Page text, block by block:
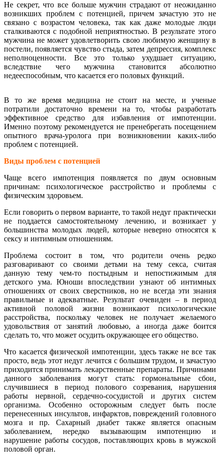
Не секрет, что все больше мужчин страдают от неожиданно
возникших проблем с потенцией, причем зачастую это не
связано с возрастом человека, так как даже молодые люди
сталкиваются с подобной неприятностью. В результате этого
мужчина не может удовлетворить свою любимую женщину в
постели, появляется чувство стыда, затем депрессия, комплекс
неполноценности. Все это только ухудшает ситуацию,
вследствие чего мужчина становится абсолютно
недееспособным, что касается его половых функций.
В то же время медицина не стоит на месте, и ученые
потратили достаточно времени на то, чтобы разработать
эффективное средство для избавления от импотенции.
Именно поэтому рекомендуется не пренебрегать посещением
опытного врача-уролога при возникновении каких-либо
проблем с потенцией.
Виды проблем с потенцией
Чаще всего импотенция появляется по двум основным
причинам: психологическое расстройство и проблемы с
физическим здоровьем.
Если говорить о первом варианте, то такой недуг практически
не поддается самостоятельному лечению, и возникает у
большинства молодых людей, которые неверно относятся к
сексу и интимным отношениям.
Проблема состоит в том, что родители очень редко
разговаривают со своими детьми на тему секса, считая
данную тему чем-то постыдным и непостижимым для
детского ума. Юноши впоследствии узнают об интимных
отношениях от своих сверстников, но не всегда эти знания
правильные и адекватные. Результат очевиден – в период
активной половой жизни возникают психологические
расстройства, поскольку человек не получает желаемого
удовольствия от занятий любовью, а иногда даже боится
сделать то, что может осудить окружающее его общество.
Что касается физической импотенции, здесь также не все так
просто, ведь этот недуг лечится с большим трудом, и зачастую
приходится принимать лекарственные препараты. Причинами
данного заболевания могут стать: гормональные сбои,
случившиеся в период полового созревания, нарушения
работы нервной, сердечно-сосудистой и других систем
организма. Особенно осторожным следует быть после
перенесенных инсультов, инфарктов, повреждений головного
мозга и пр. Сахарный диабет также является опасным
заболеванием, нередко вызывающим импотенцию и
нарушение работы сосудов, поставляющих кровь в мужской
половой орган.